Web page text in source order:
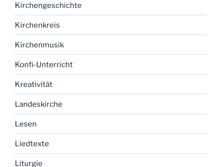
Kirchengeschichte
Kirchenkreis
Kirchenmusik
Konfi-Unterricht
Kreativität
Landeskirche
Lesen
Liedtexte
Liturgie